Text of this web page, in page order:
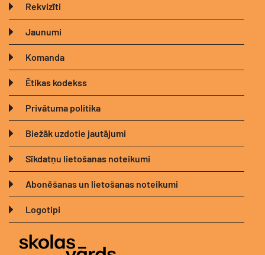
Rekvizīti
Jaunumi
Komanda
Ētikas kodekss
Privātuma politika
Biežāk uzdotie jautājumi
Sīkdatņu lietošanas noteikumi
Abonēšanas un lietošanas noteikumi
Logotipi